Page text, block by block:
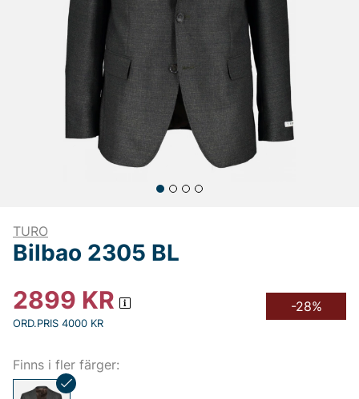
TURO
Bilbao 2305 BL
2899 KR
ORD.PRIS 4000 KR
-28%
Finns i fler färger: